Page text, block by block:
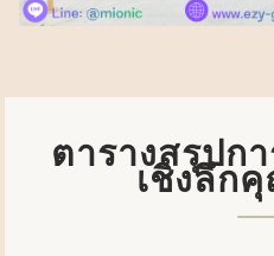
ตารางสรุปก
เชิงลึก